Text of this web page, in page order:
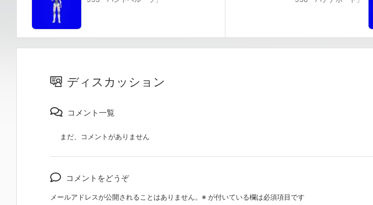
ディスカッション
コメント一覧
まだ、コメントがありません
コメントをどうぞ
メールアドレスが公開されることはありません。 ※ が付いている欄は必須項目です